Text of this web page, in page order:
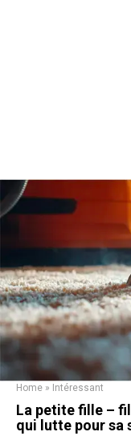
Home » Intéressant
La petite fille –
qui lutte pour sa